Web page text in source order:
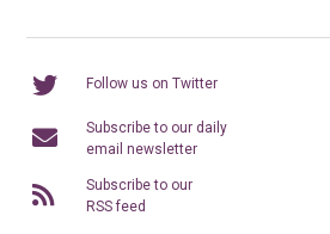
Follow us on Twitter
Subscribe to our daily
email newsletter
Subscribe to our
RSS feed